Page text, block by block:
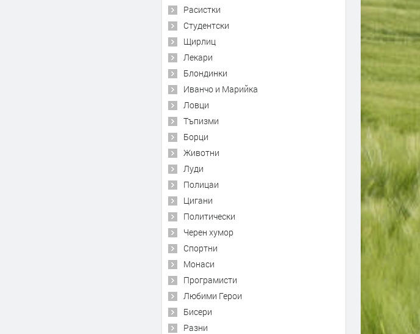
Расистки
Студентски
Щирлиц
Лекари
Блондинки
Иванчо и Марийка
Ловци
Тъпизми
Борци
Животни
Луди
Полицаи
Цигани
Политически
Черен хумор
Спортни
Монаси
Програмисти
Любими Герои
Бисери
Разни